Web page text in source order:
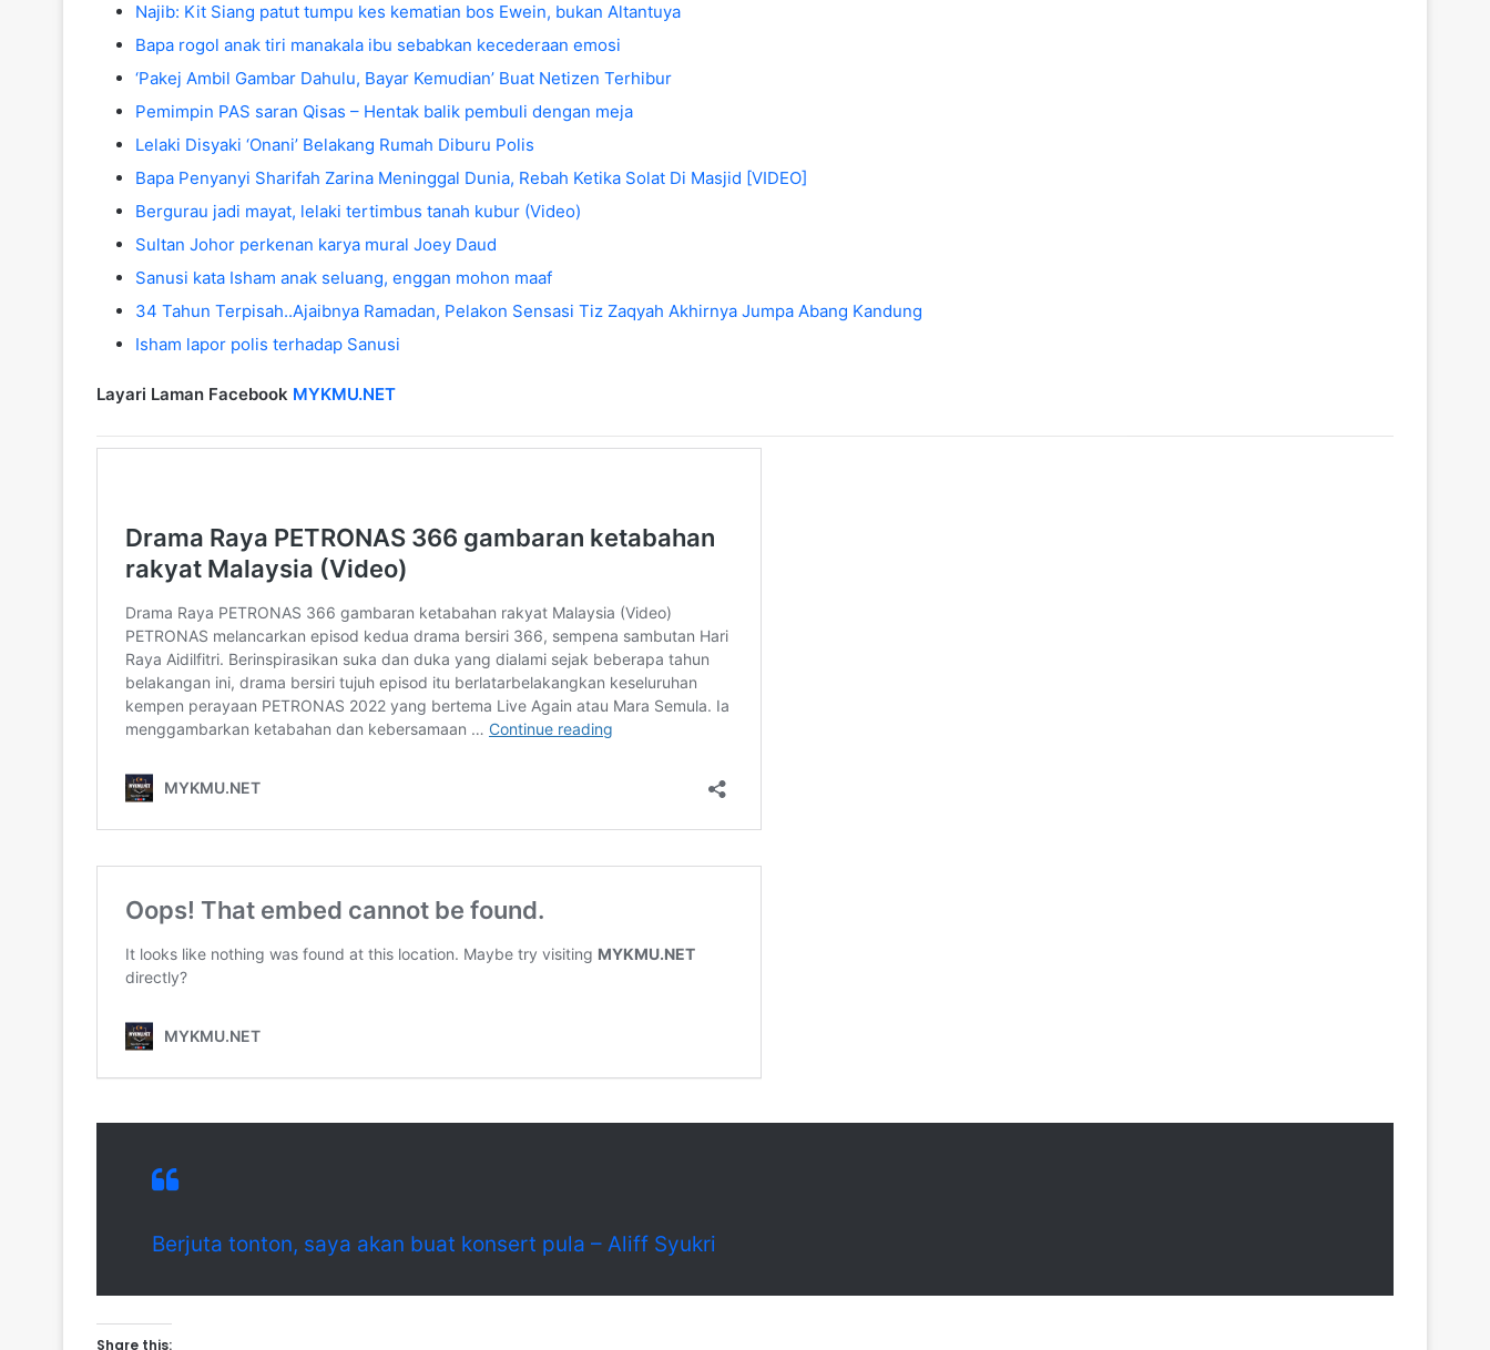
Najib: Kit Siang patut tumpu kes kematian bos Ewein, bukan Altantuya
Bapa rogol anak tiri manakala ibu sebabkan kecederaan emosi
‘Pakej Ambil Gambar Dahulu, Bayar Kemudian’ Buat Netizen Terhibur
Pemimpin PAS saran Qisas – Hentak balik pembuli dengan meja
Lelaki Disyaki ‘Onani’ Belakang Rumah Diburu Polis
Bapa Penyanyi Sharifah Zarina Meninggal Dunia, Rebah Ketika Solat Di Masjid [VIDEO]
Bergurau jadi mayat, lelaki tertimbus tanah kubur (Video)
Sultan Johor perkenan karya mural Joey Daud
Sanusi kata Isham anak seluang, enggan mohon maaf
34 Tahun Terpisah..Ajaibnya Ramadan, Pelakon Sensasi Tiz Zaqyah Akhirnya Jumpa Abang Kandung
Isham lapor polis terhadap Sanusi
Layari Laman Facebook MYKMU.NET
Berjuta tonton, saya akan buat konsert pula – Aliff Syukri
Share this: